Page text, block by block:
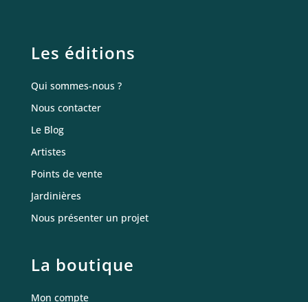
Les éditions
Qui sommes-nous ?
Nous contacter
Le Blog
Artistes
Points de vente
Jardinières
Nous présenter un projet
La boutique
Mon compte